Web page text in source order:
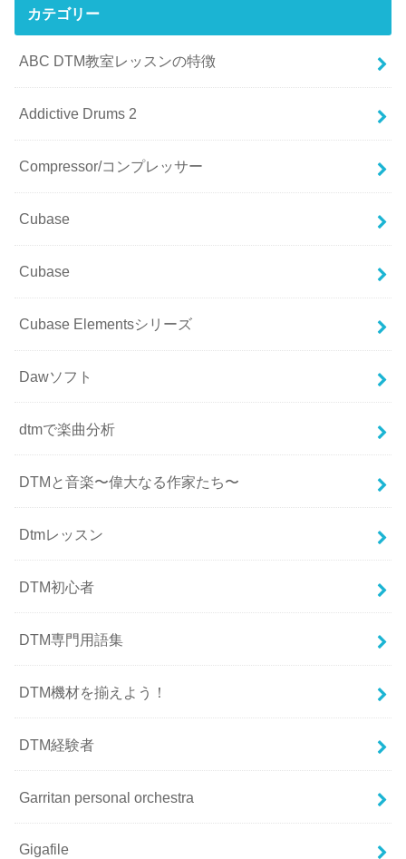
カテゴリー
ABC DTM教室レッスンの特徴
Addictive Drums 2
Compressor/コンプレッサー
Cubase
Cubase
Cubase Elementsシリーズ
Dawソフト
dtmで楽曲分析
DTMと音楽〜偉大なる作家たち〜
Dtmレッスン
DTM初心者
DTM専門用語集
DTM機材を揃えよう！
DTM経験者
Garritan personal orchestra
Gigafile